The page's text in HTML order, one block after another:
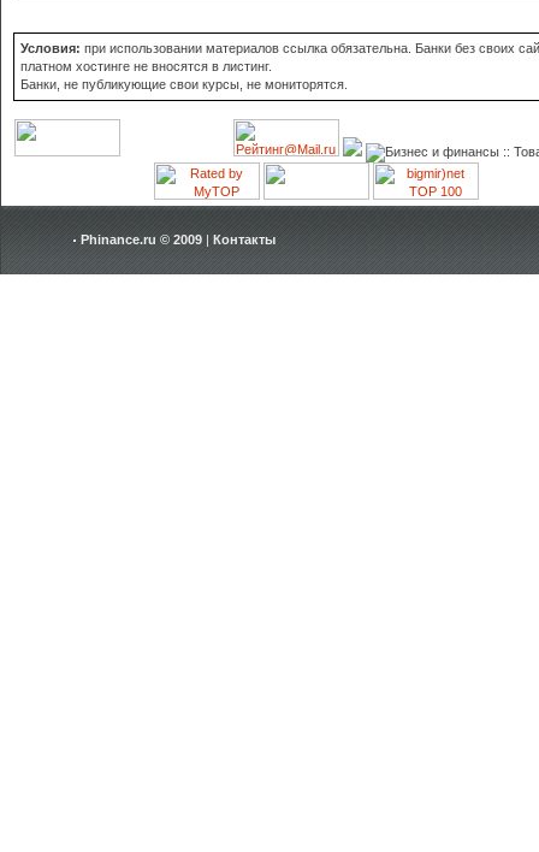
Условия: при использовании материалов ссылка обязательна. Банки без своих
платном хостинге не вносятся в листинг.
Банки, не публикующие свои курсы, не мониторятся.
Phinance.ru © 2009 | Контакты